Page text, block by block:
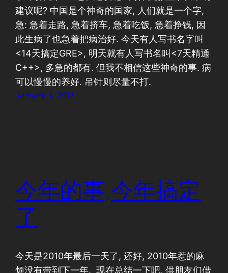
建议呢? 中国是个神奇的国家, 人们就是一个字,
急: 急着走路, 急着挤车, 急着吃饭, 急着挣钱, 因
此生病了也急着把病治好. 今天有人写书名字叫
<14天搞定GRE>, 明天就有人写书名叫<7天精通
C++>, 多急的都有. 但我不相信这些神奇的事. 病
可以慢慢的养好. 吊针则尽量不打.
January 1, 2011
今年的事,今年搞定
了
今天是2010年最后一天了, 还好, 2010年惹的麻
烦没有带到下一年. 现在总结一下吧, 供朋友们借